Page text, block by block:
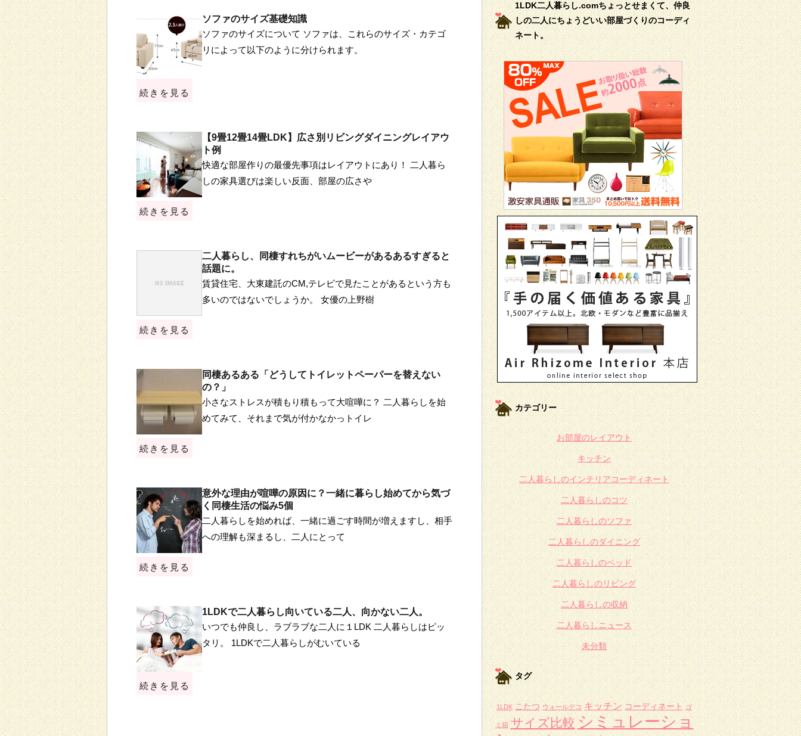
ソファのサイズ基礎知識
ソファのサイズについて ソファは、これらのサイズ・カテゴ
リによって以下のように分けられます。
続きを見る
【9畳12畳14畳LDK】広さ別リビングダイニングレイアウ
ト例
快適な部屋作りの最優先事項はレイアウトにあり！ 二人暮ら
しの家具選びは楽しい反面、部屋の広さや
続きを見る
二人暮らし、同棲すれちがいムービーがあるあるすぎると
話題に。
賃貸住宅、大東建託のCM,テレビで見たことがあるという方も
多いのではないでしょうか。 女優の上野樹
続きを見る
同棲あるある「どうしてトイレットペーパーを替えない
の？」
小さなストレスが積もり積もって大喧嘩に？ 二人暮らしを始
めてみて、それまで気が付かなかっトイレ
続きを見る
意外な理由が喧嘩の原因に？一緒に暮らし始めてから気づ
く同棲生活の悩み5個
二人暮らしを始めれば、一緒に過ごす時間が増えますし、相手
への理解も深まるし、二人にとって
続きを見る
1LDKで二人暮らし向いている二人、向かない二人。
いつでも仲良し、ラブラブな二人に１LDK 二人暮らしはピッ
タリ。 1LDKで二人暮らしがむいている
続きを見る
1LDK二人暮らし.comちょっとせまくて、仲良
しの二人にちょうどいい部屋づくりのコーディ
ネート。
カテゴリー
お部屋のレイアウト
キッチン
二人暮らしのインテリアコーディネート
二人暮らしのコツ
二人暮らしのソファ
二人暮らしのダイニング
二人暮らしのベッド
二人暮らしのリビング
二人暮らしの収納
二人暮らしニュース
未分類
タグ
1LDK こたつ ウォールデコ キッチン コーディネート ゴ
ミ箱 サイズ比較シミュレーショ